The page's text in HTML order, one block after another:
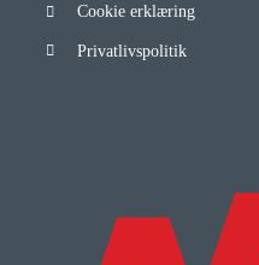
Cookie erklæring
Privatlivspolitik